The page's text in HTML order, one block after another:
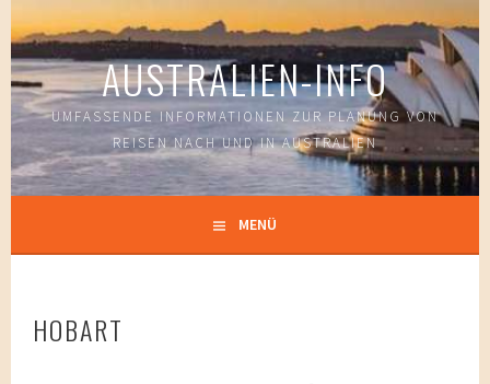
Springe
zum
Inhalt
AUSTRALIEN-INFO
UMFASSENDE INFORMATIONEN ZUR PLANUNG VON
REISEN NACH UND IN AUSTRALIEN
MENÜ
HOBART